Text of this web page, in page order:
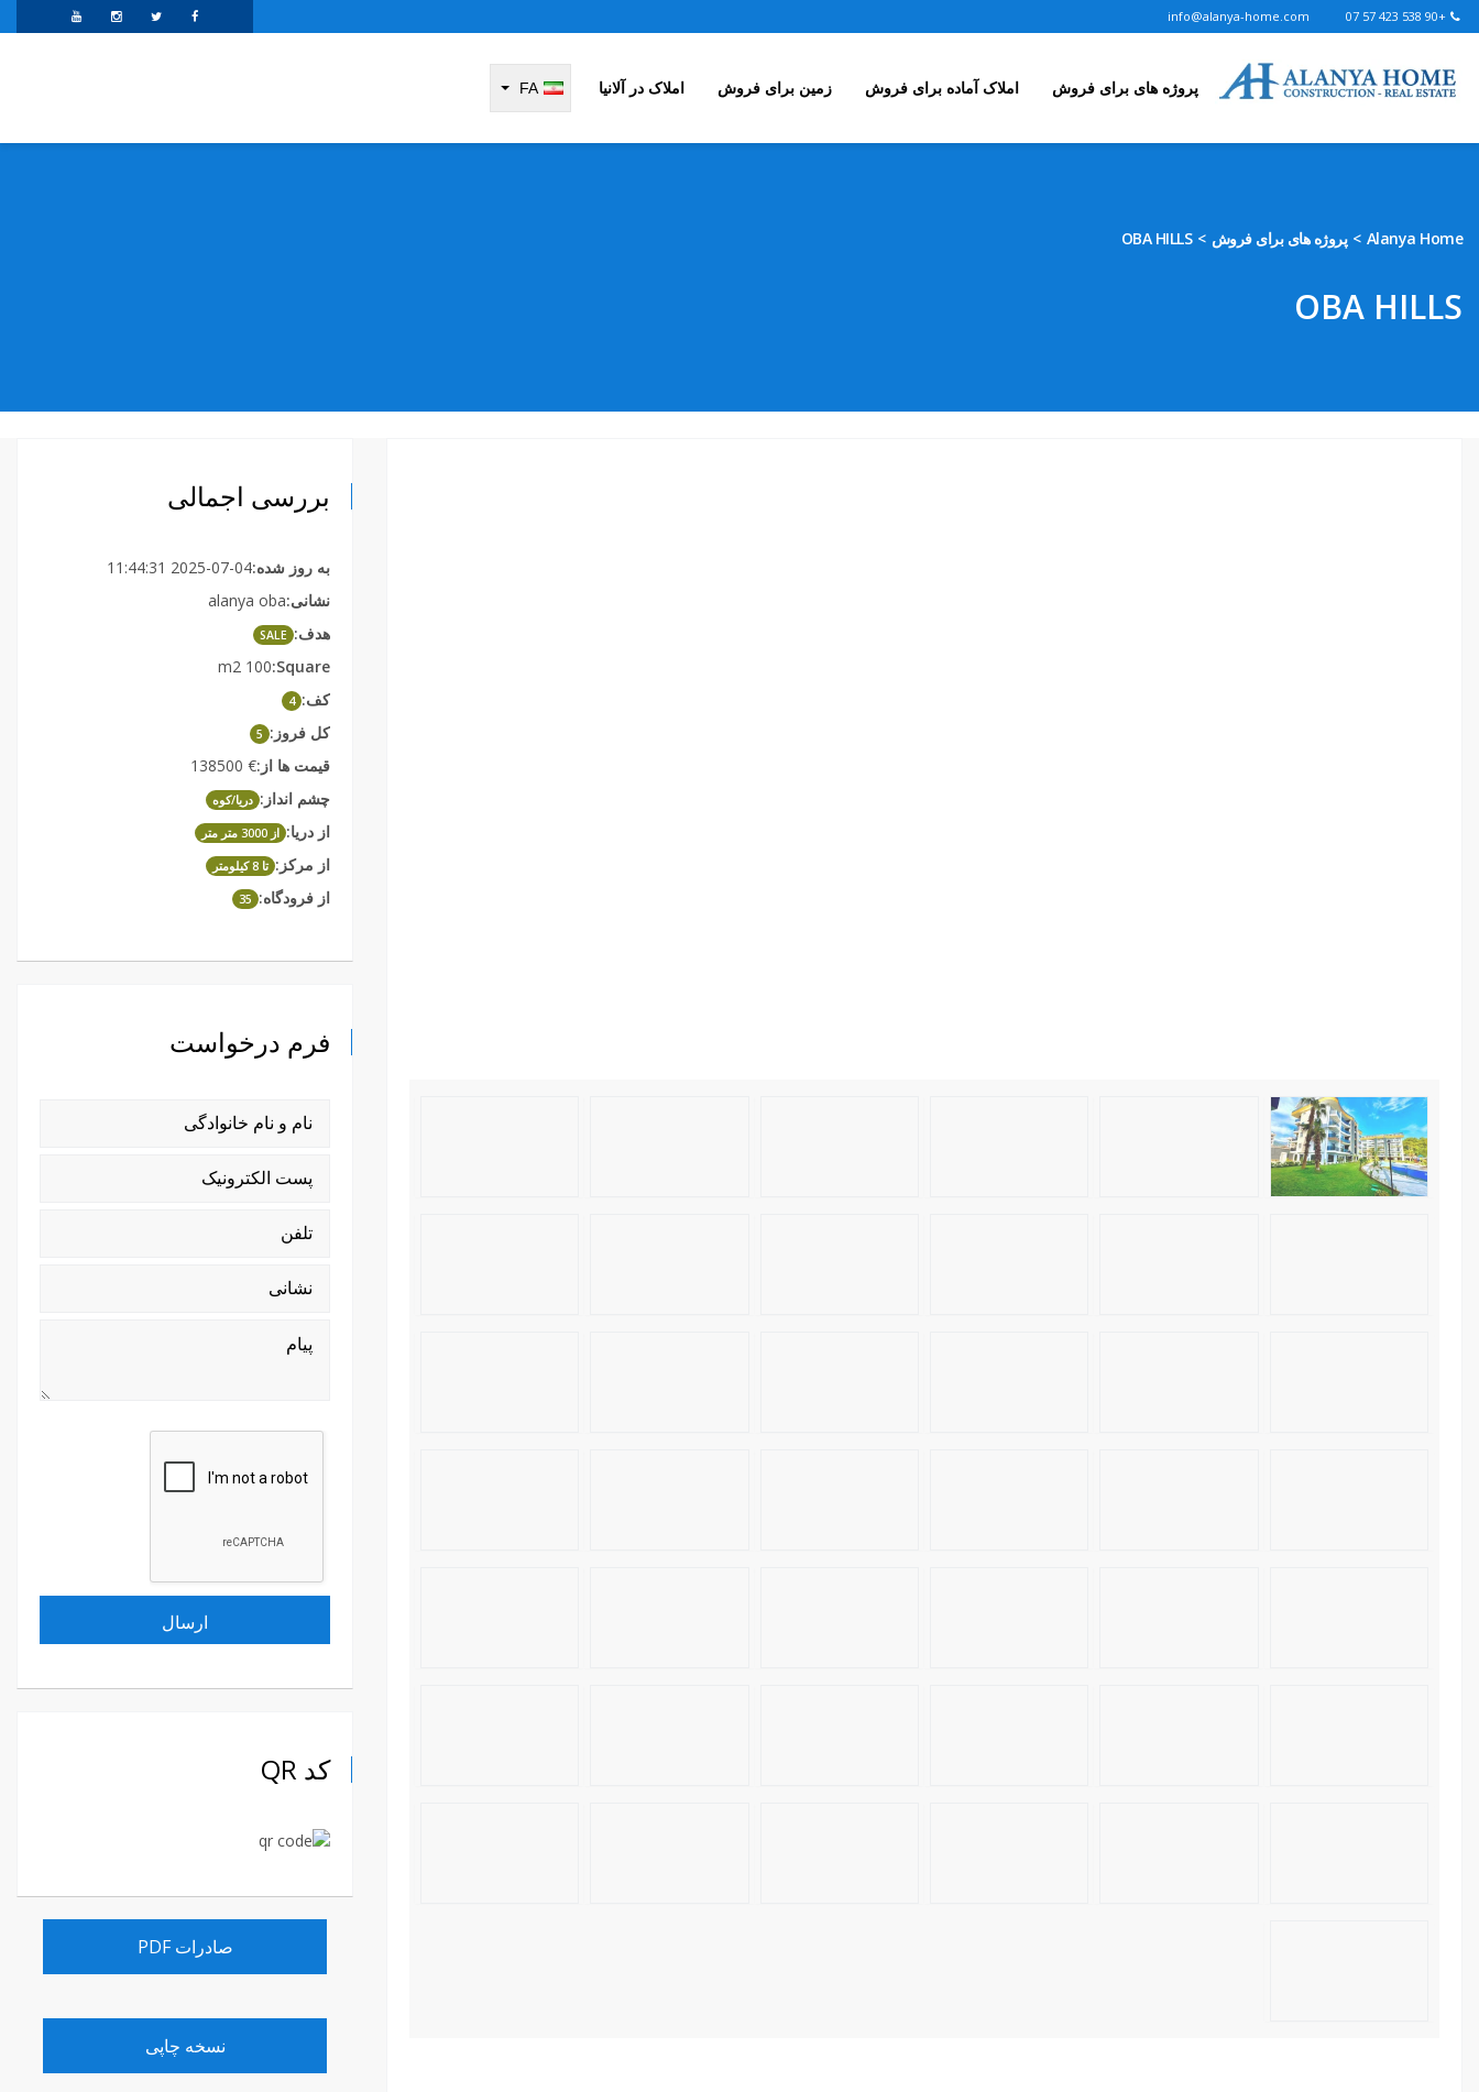
+90 538 423 57 07
FA پروژه های برای فروش املاک آماده برای فروش زمین برای فروش املاک در آلانیا
Alanya Home پروژه های برای فروش OBA HILLS
OBA HILLS
بررسی اجمالی
به روز شده:2025-07-04 11:44:31
نشانی:alanya oba
هدف: SALE
Square:
100 m2
کف: 4
کل فروز: 5
قیمت ها از:€ 138500
چشم انداز: دریا/کوه
از دریا: از 3000 متر متر
از مرکز: تا 8 کیلومتر
از فرودگاه: 35
فرم درخواست
کد QR
صادرات PDF
نسخه چاپی